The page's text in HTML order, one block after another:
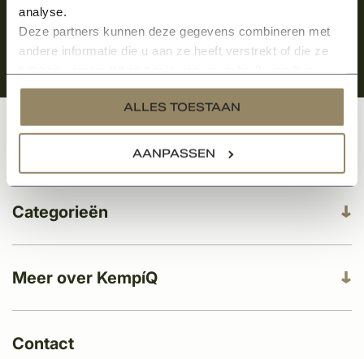
analyse.
Deze partners kunnen deze gegevens combineren met
andere informatie die u aan ze heeft verstrekt of die ze
services.
ALLES TOESTAAN
AANPASSEN
Meer over KempíQ
Categorieën
Contact